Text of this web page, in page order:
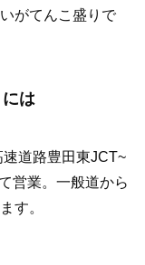
がてんこ盛りで
には
速道路豊田東JCT~
営業。一般道から
す。